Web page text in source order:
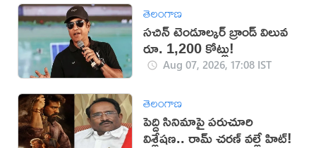
తెలంగాణ
సచిన్ టెండూల్కర్ బ్రాండ్ విలువ
రూ. 1,200 కోట్లు!
Aug 07, 2026, 17:08 IST
తెలంగాణ
పెద్ది సినిమాపై పరుచూరి
విశ్లేషణ.. రామ్ చరణ్ వల్లే హిట్!